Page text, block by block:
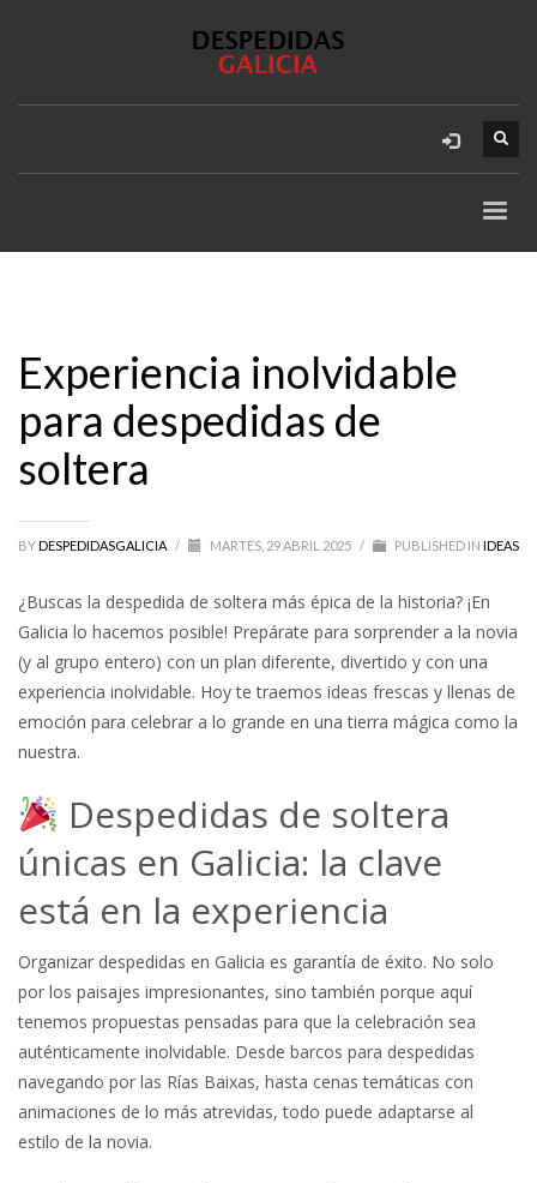
Experiencia inolvidable
para despedidas de
soltera
BYDESPEDIDASGALICIA / MARTES, 29 ABRIL 2025 / PUBLISHED IN IDEAS
¿Buscas la despedida de soltera más épica de la historia? ¡En
Galicia lo hacemos posible! Prepárate para sorprender a la novia
(y al grupo entero) con un plan diferente, divertido y con una
experiencia inolvidable. Hoy te traemos ideas frescas y llenas de
emoción para celebrar a lo grande en una tierra mágica como la
nuestra.
Despedidas de soltera
únicas en Galicia: la clave
está en la experiencia
Organizar despedidas en Galicia es garantía de éxito. No solo
por los paisajes impresionantes, sino también porque aquí
tenemos propuestas pensadas para que la celebración sea
auténticamente inolvidable. Desde barcos para despedidas
navegando por las Rías Baixas, hasta cenas temáticas con
animaciones de lo más atrevidas, todo puede adaptarse al
estilo de la novia.